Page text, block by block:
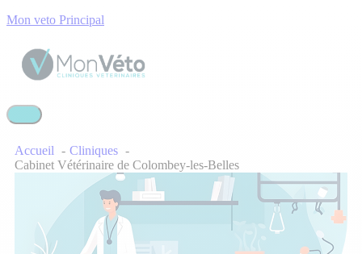
Mon veto Principal
Accueil
Cliniques
Cabinet Vétérinaire de Colombey-les-Belles